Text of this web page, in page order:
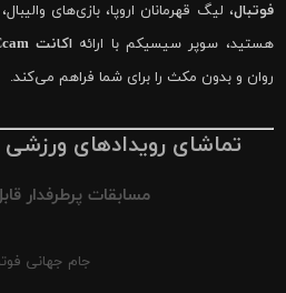
فوتبال، لیگ قهرمانان اروپا، بازی‌های
هستید، سوپر سیسیکم با ارائه اکانت CCcam پایدار و فول پکیج
روان و بدون مکث را برای شما فراهم می‌کند.
تماشای رویدادهای
مسابقات پرطرفدار
جام جهانی